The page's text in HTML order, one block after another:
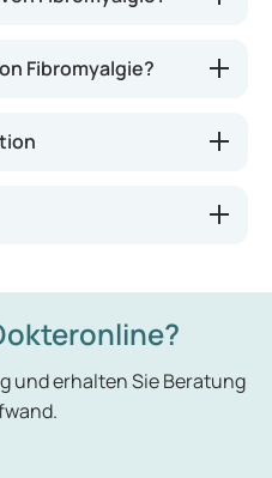
in der Muskulatur
Auffälligkeiten in der
schwierig, zudem
die eine Heilung der
Fibromyalgie?
und erhalten Sie Beratung